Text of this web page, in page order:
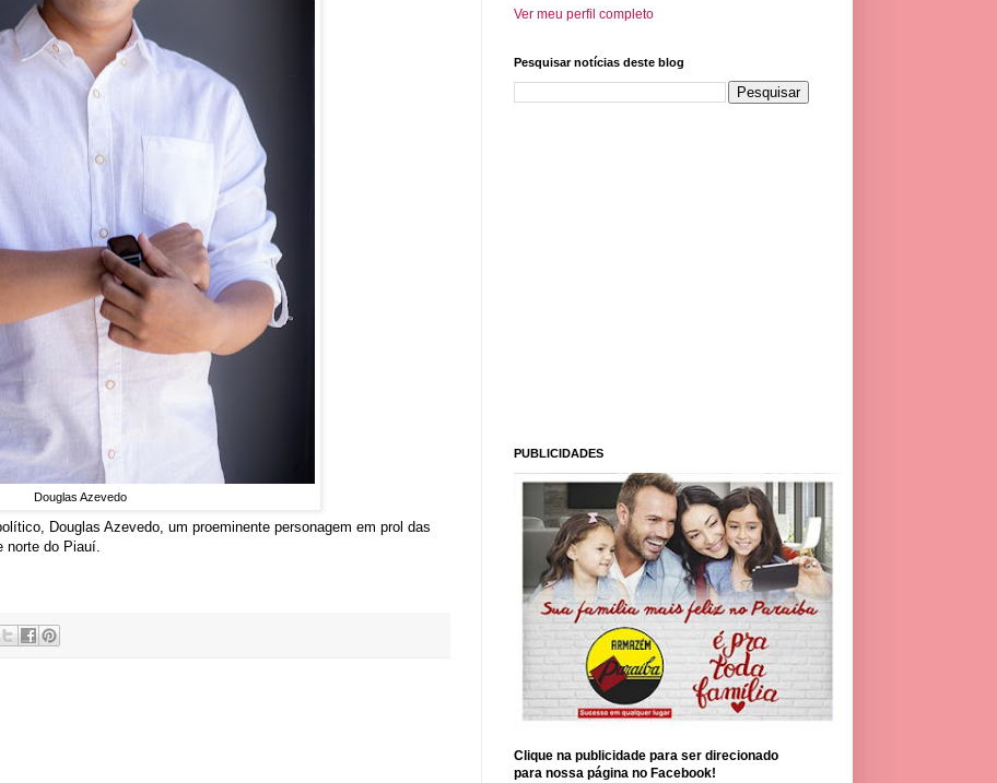
Douglas Azevedo
Douglas Azevedo, um proeminente personagem em prol das
norte do Piauí.
Ver meu perfil completo
Pesquisar notícias deste blog
PUBLICIDADES
Clique na publicidade para ser direcionado
para nossa página no Facebook!